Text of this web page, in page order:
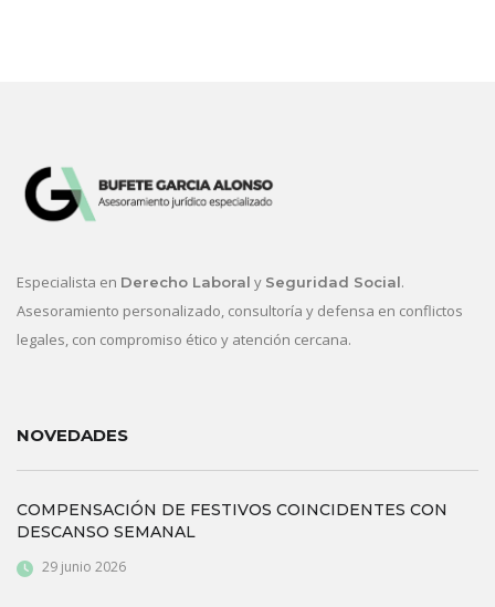
Especialista en Derecho Laboral y Seguridad Social.
Asesoramiento personalizado, consultoría y defensa en conflictos
legales, con compromiso ético y atención cercana.
NOVEDADES
COMPENSACIÓN DE FESTIVOS COINCIDENTES CON
DESCANSO SEMANAL
29 junio 2026